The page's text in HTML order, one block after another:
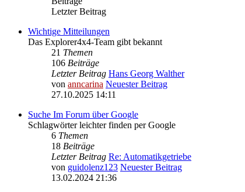
Letzter Beitrag
Wichtige Mitteilungen
Das Explorer4x4-Team gibt bekannt
21 Themen
106 Beiträge
Letzter Beitrag Hans Georg Walther
von anncarina Neuester Beitrag
27.10.2025 14:11
Suche Im Forum über Google
Schlagwörter leichter finden per Google
6 Themen
18 Beiträge
Letzter Beitrag Re: Automatikgetriebe
von guidolenz123 Neuester Beitrag
13.02.2024 21:36